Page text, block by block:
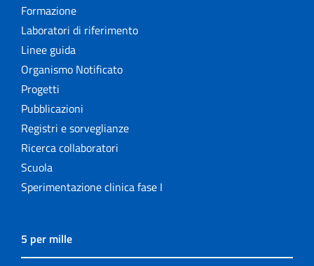
Formazione
Laboratori di riferimento
Linee guida
Organismo Notificato
Progetti
Pubblicazioni
Registri e sorveglianze
Ricerca collaboratori
Scuola
Sperimentazione clinica fase I
5 per mille